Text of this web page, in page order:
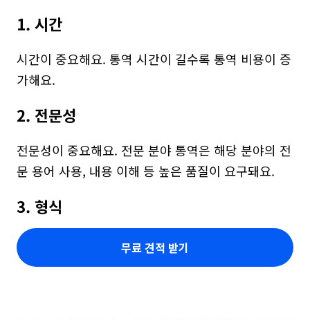
1. 시간
시간이 중요해요. 통역 시간이 길수록 통역 비용이 증
가해요.
2. 전문성
전문성이 중요해요. 전문 분야 통역은 해당 분야의 전
문 용어 사용, 내용 이해 등 높은 품질이 요구돼요.
3. 형식
무료 견적 받기